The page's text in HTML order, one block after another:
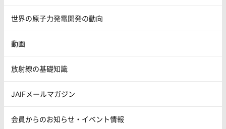
世界の原子力発電開発の動向
動画
放射線の基礎知識
JAIFメールマガジン
会員からのお知らせ・イベント情報